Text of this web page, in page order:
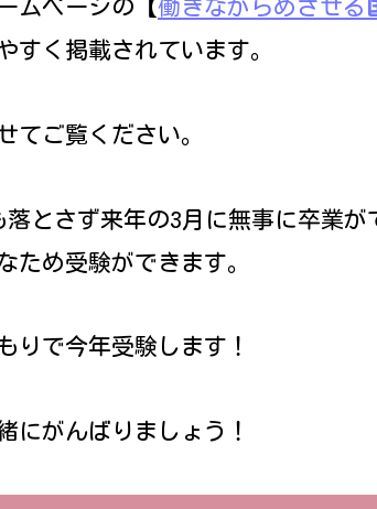
ムページの【働きながらめざせる
すく掲載されています。
てご覧ください。
とさず来年の3月に無事に卒業が
ため受験ができます。
りで今年受験します！
にがんばりましょう！